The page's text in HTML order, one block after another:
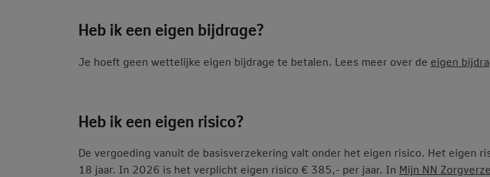
Heb ik een eigen bijdrage?
Je hoeft geen wettelijke eigen bijdrage te betalen. Lees meer over de eigen
Heb ik een eigen risico?
De vergoeding vanuit de basisverzekering valt onder het eigen risico. Het eigen
18 jaar. In 2026 is het verplicht eigen risico € 385,- per jaar. In Mijn NN